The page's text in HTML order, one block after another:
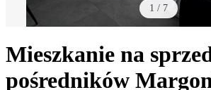
1 / 7
Mieszkanie na
pośredników